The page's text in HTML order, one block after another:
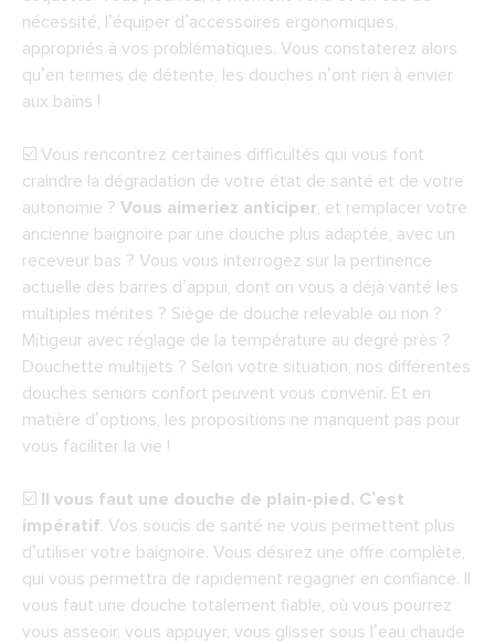
nécessité, l’équiper d’accessoires ergonomiques,
appropriés à vos problématiques. Vous constaterez alors
qu’en termes de détente, les douches n’ont rien à envier
aux bains !
☑️ Vous rencontrez certaines difficultés qui vous font
craindre la dégradation de votre état de santé et de votre
autonomie ? Vous aimeriez anticiper, et remplacer votre
ancienne baignoire par une douche plus adaptée, avec un
receveur bas ? Vous vous interrogez sur la pertinence
actuelle des barres d’appui, dont on vous a déjà vanté les
multiples mérites ? Siège de douche relevable ou non ?
Mitigeur avec réglage de la température au degré près ?
Douchette multijets ? Selon votre situation, nos différentes
douches seniors confort peuvent vous convenir. Et en
matière d’options, les propositions ne manquent pas pour
vous faciliter la vie !
☑️ Il vous faut une douche de plain-pied. C’est
impératif. Vos soucis de santé ne vous permettent plus
d’utiliser votre baignoire. Vous désirez une offre complète,
qui vous permettra de rapidement regagner en confiance. Il
vous faut une douche totalement fiable, où vous pourrez
vous asseoir, vous appuyer, vous glisser sous l’eau chaude